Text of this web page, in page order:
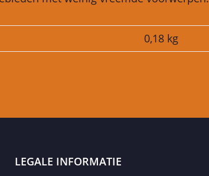
0,18 kg
LEGALE INFORMATIE